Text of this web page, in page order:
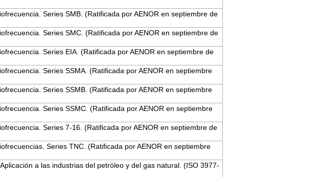
Series SMB. (Ratificada por AENOR en septiembre de
Series SMC. (Ratificada por AENOR en septiembre de
Series EIA. (Ratificada por AENOR en septiembre de
Series SSMA. (Ratificada por AENOR en septiembre
Series SSMB. (Ratificada por AENOR en septiembre
Series SSMC. (Ratificada por AENOR en septiembre
Series 7-16. (Ratificada por AENOR en septiembre de
Series TNC. (Ratificada por AENOR en septiembre
a las industrias del petróleo y del gas natural. (ISO 3977-